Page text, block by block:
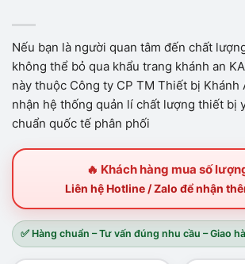
Nếu bạn là người quan tâm đến chất
không thể bỏ qua khẩu trang khánh an
này thuộc Công ty CP TM Thiết bị Khánh
nhận hệ thống quản lí chất lượng thiết bị
chuẩn quốc tế phân phối
🔥 Khách hàng mua số
Liên hệ Hotline / Zalo để nhận
✅ Hàng chuẩn – Tư vấn đúng nhu cầu – Giao